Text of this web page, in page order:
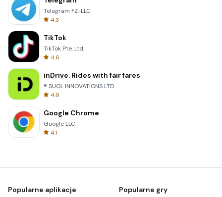
Telegram FZ-LLC
4.3
TikTok
TikTok Pte. Ltd.
4.6
inDrive. Rides with fair fares
® SUOL INNOVATIONS LTD
4.9
Google Chrome
Google LLC
4.1
Popularne aplikacje Popularne gry